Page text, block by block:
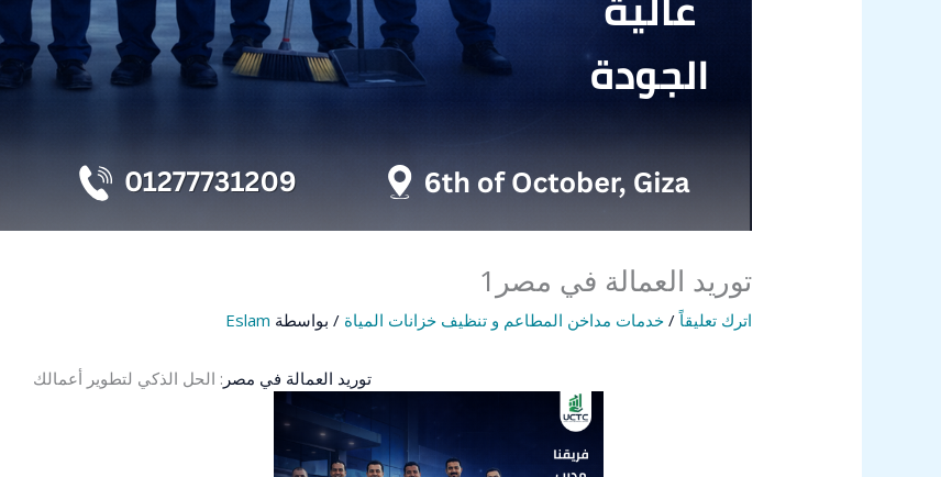
توريد العمالة في مصر1
اترك تعليقاً /خدمات مداخن المطاعم و تنظيف خزانات المياة / بواسطة Eslam
توريد العمالة في مصر : الحل الذكي لتطوير أعمالك